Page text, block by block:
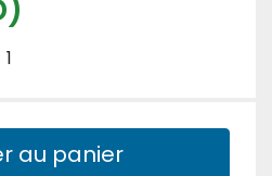
1
au panier